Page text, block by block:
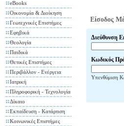
eBooks
Οικονομία & Διοίκηση
Γεωτεχνικές Επιστήμες
Εφηβικά
Θεολογία
Παιδικά
Θετικές Επιστήμες
Περιβάλλον - Ενέργεια
Ιατρική
Πληροφορική - Τεχνολογία
Δίκαιο
Εκπαίδευση - Κατάρτιση
Κοινωνικές Επιστήμες
Είσοδος
Διεύθυνση
Κωδικός
Υπενθύμιση